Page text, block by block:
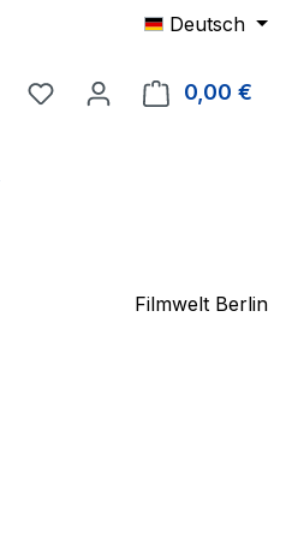
Deutsch
Du hast 0 Produkte auf
0,00 €
Filmwelt Berlin